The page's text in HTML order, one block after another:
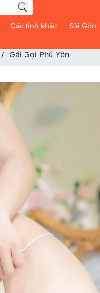
Các tỉnh khác Sài Gòn
Gái Gọi Phú Yên